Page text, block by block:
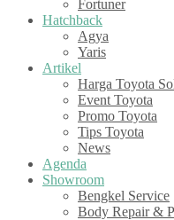
Fortuner
Hatchback
Agya
Yaris
Artikel
Harga Toyota
Event Toyota
Promo Toyota
Tips Toyota
News
Agenda
Showroom
Bengkel Service
Body Repair &